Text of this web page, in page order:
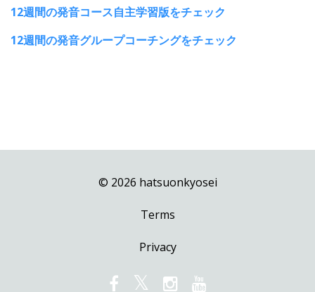
12週間の発音コース自主学習版をチェック
12週間の発音グループコーチングをチェック
© 2026 hatsuonkyosei
Terms
Privacy